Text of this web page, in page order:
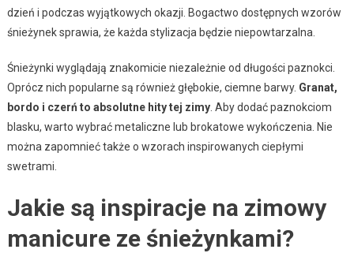
dzień i podczas wyjątkowych okazji. Bogactwo dostępnych wzorów
śnieżynek sprawia, że każda stylizacja będzie niepowtarzalna.
Śnieżynki wyglądają znakomicie niezależnie od długości paznokci.
Oprócz nich popularne są również głębokie, ciemne barwy. Granat,
bordo i czerń to absolutne hity tej zimy. Aby dodać paznokciom
blasku, warto wybrać metaliczne lub brokatowe wykończenia. Nie
można zapomnieć także o wzorach inspirowanych ciepłymi
swetrami.
Jakie są inspiracje na zimowy
manicure ze śnieżynkami?